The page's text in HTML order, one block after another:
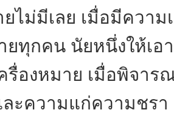
ไม่มีเลย เมื่อมีควา
ยทุกคน นัยหนึ่งให้เ
รื่องหมาย เมื่อพิจา
ะความแก่ความชรา